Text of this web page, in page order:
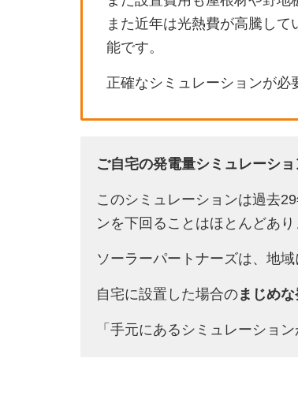
また近年は光熱費が高騰し
能です。
正確なシミュレーションが必
ご自宅の発電量シミュレーシ
このシミュレーションは過去
ンを下回ることはほとんどあり
ソーラーパートナーズは、地
自宅に設置した場合のまじめ
「手元にあるシミュレーショ